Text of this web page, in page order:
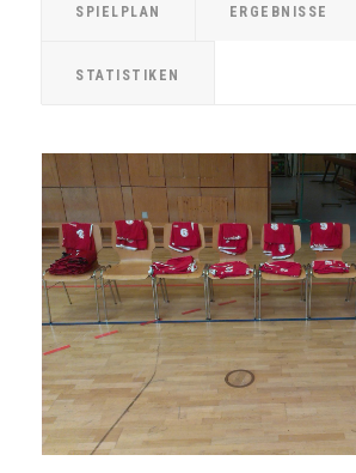
SPIELPLAN ERGEBNISSE
STATISTIKEN